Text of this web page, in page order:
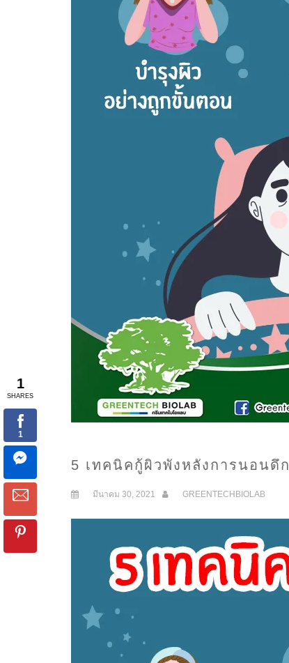
5 เทคนิคกู้ผิวพังหลังการนอนดึก
มีนาคม 30, 2021 GREENTECHBIOLAB